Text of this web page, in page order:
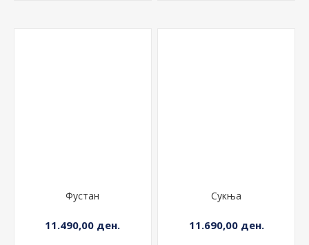
Фустан
11.490,00 ден.
Сукња
11.690,00 ден.